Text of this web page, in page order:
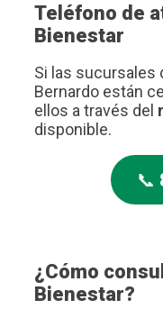
Teléfono de
Bienestar
Si las sucursales
Bernardo están
ellos a través del
disponible.
📞
¿Cómo
Bienestar?